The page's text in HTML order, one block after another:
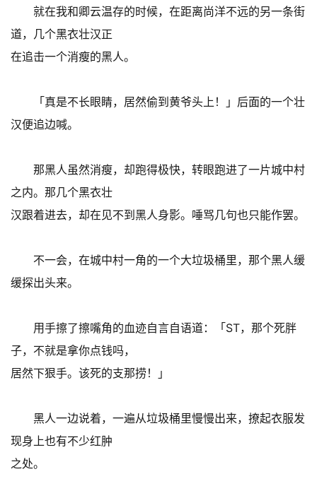
就在我和卿云温存的时候，在距离尚洋不远的另一条街
道，几个黑衣壮汉正
在追击一个消瘦的黑人。
「真是不长眼睛，居然偷到黄爷头上！」后面的一个壮
汉便追边喊。
那黑人虽然消瘦，却跑得极快，转眼跑进了一片城中村
之内。那几个黑衣壮
汉跟着进去，却在见不到黑人身影。唾骂几句也只能作罢。
不一会，在城中村一角的一个大垃圾桶里，那个黑人缓
缓探出头来。
用手擦了擦嘴角的血迹自言自语道：「ST，那个死胖
子，不就是拿你点钱吗，
居然下狠手。该死的支那捞！」
黑人一边说着，一遍从垃圾桶里慢慢出来，撩起衣服发
现身上也有不少红肿
之处。